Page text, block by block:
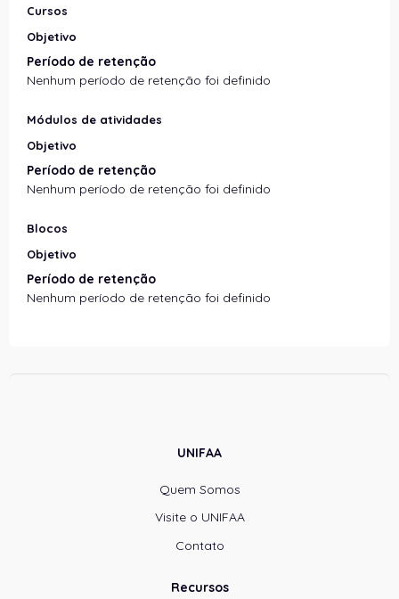
Cursos
Objetivo
Período de retenção
Nenhum período de retenção foi definido
Módulos de atividades
Objetivo
Período de retenção
Nenhum período de retenção foi definido
Blocos
Objetivo
Período de retenção
Nenhum período de retenção foi definido
UNIFAA
Quem Somos
Visite o UNIFAA
Contato
Recursos